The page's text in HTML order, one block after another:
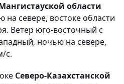
области
севере, востоке области
Ветер юго-восточный с
ночью на севере,
с.
Северо-Казахстанской